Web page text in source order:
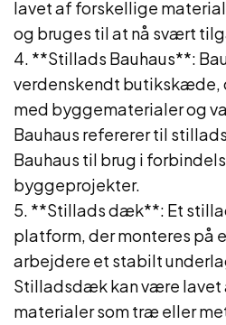
lavet af forskellige
og bruges til at nå svært
4. **Stillads Bauhaus**:
verdenskendt butikskæde,
med byggematerialer og
Bauhaus refererer til
Bauhaus til brug i
byggeprojekter.
5. **Stillads dæk**: Et
platform, der monteres på
arbejdere et stabilt
Stilladsdæk kan være lavet
materialer som træ eller